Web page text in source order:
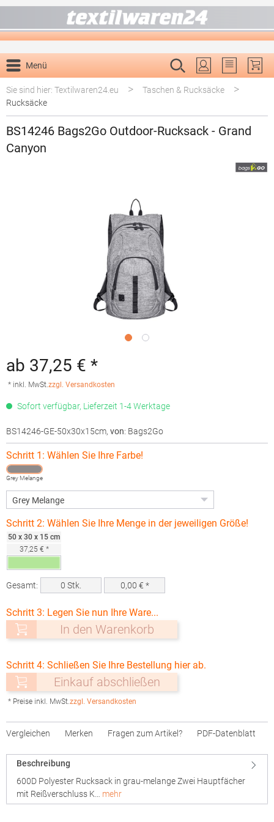
Menü
Du hast 0
Sie sind hier: Textilwaren24.eu
> Taschen & Rucksäcke >
Rucksäcke
BS14246 Bags2Go Outdoor-Rucksack - Grand
Canyon
ab 37,25 € *
* inkl. MwSt.zzgl. Versandkosten
Sofort verfügbar, Lieferzeit 1-4 Werktage
BS14246-GE-50x30x15cm, von: Bags2Go
Schritt 1: Wählen Sie Ihre Farbe!
Grey Melange
Schritt 2: Wählen Sie Ihre Menge in der jeweiligen Größe!
50 x 30 x 15 cm
37,25 € *
Gesamt: 0 Stk. 0,00 € *
Schritt 3: Legen Sie nun Ihre Ware...
In den Warenkorb
Schritt 4: Schließen Sie Ihre Bestellung hier ab.
Einkauf abschließen
* Preise inkl. MwSt.zzgl. Versandkosten
Vergleichen Merken Fragen zum Artikel? PDF-Datenblatt
Beschreibung
600D Polyester Rucksack in grau-melange Zwei Hauptfächer
mit Reißverschluss K… mehr